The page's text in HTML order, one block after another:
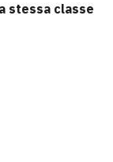
stessa classe